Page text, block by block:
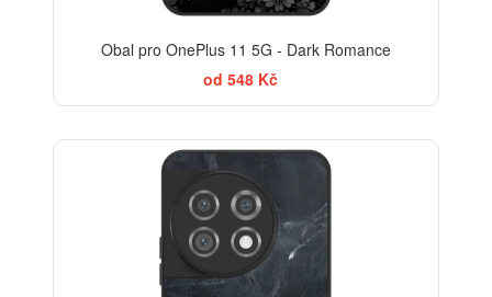
Obal pro OnePlus 11 5G - Dark Romance
od 548 Kč